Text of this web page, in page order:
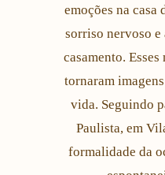
emoções na casa
sorriso nervoso e
casamento.
tornaram
vida. Seguindo
Paulista, em
formalidade da